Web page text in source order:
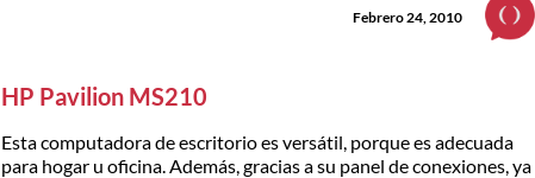
Febrero 24, 2010
HP Pavilion MS210
Esta computadora de escritorio es versátil, porque es adecuada
para hogar u oficina. Además, gracias a su panel de conexiones, ya